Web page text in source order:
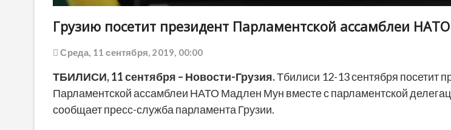
Грузию посетит президент Парламентской ассамблеи НАТО
Среда, 11 сентября, 2019, 00:00
ТБИЛИСИ, 11 сентября – Новости-Грузия.Тбилиси 12-13 сентября посетит
Парламентской ассамблеи НАТО Мадлен Мун вместе с парламентской
сообщает пресс-служба парламента Грузии.